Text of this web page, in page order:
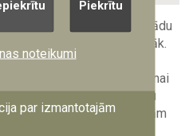
pamatoti risinājumi dažādu
tiek pielietoti arvien plašāk.
minēja savu dzimto
riska mazināšanai
stādītas specifiskas koku
tādējādi neļaujot liesmām
Piekrītu
noteikumi
par izmantotajām